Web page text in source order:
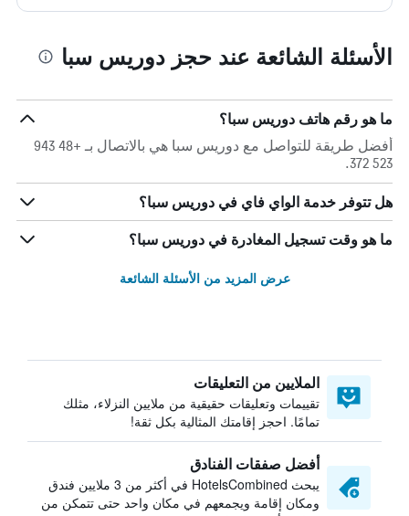
الأسئلة الشائعة عند حجز دوريس سبا
ما هو رقم هاتف دوريس سبا؟
أفضل طريقة للتواصل مع دوريس سبا هي بالاتصال بـ +48 943
523 372.
هل تتوفر خدمة الواي فاي في دوريس سبا؟
ما هو وقت تسجيل المغادرة في دوريس سبا؟
عرض المزيد من الأسئلة الشائعة
الملايين من التعليقات
تقييمات وتعليقات حقيقية من ملايين النزلاء، مثلك
تمامًا. احجز إقامتك المثالية بكل ثقة!
أفضل صفقات الفنادق
يبحث HotelsCombined في أكثر من 3 ملايين فندق
ومكان إقامة ويجمعهم في مكان واحد حتى تتمكن من